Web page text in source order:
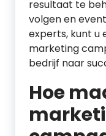
resultaat te
volgen en
experts, kunt u
marketing
bedrijf naar
Hoe